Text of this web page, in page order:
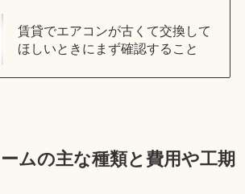
賃貸でエアコンが古くて交換して
ほしいときにまず確認すること
ムの主な種類と費用や工期